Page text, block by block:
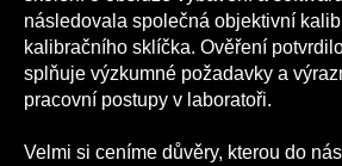
následovala společná objektivní
kalibračního sklíčka. Ověření
splňuje výzkumné požadavky a
pracovní postupy v laboratoři.
Velmi si ceníme důvěry, kterou do